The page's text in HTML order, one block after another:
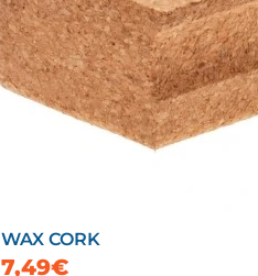
WAX CORK
7,49€